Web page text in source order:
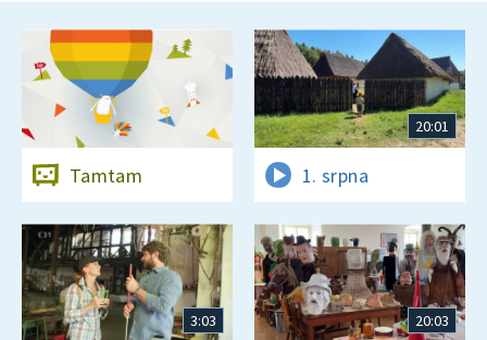
Tamtam
20:01
1. srpna
3:03 20:03